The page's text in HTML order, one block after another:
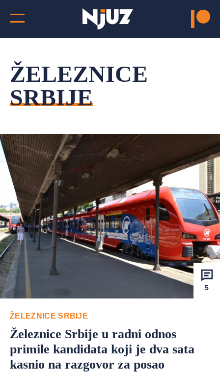
ŽELEZNICE
SRBIJE
5
ŽELEZNICE SRBIJE
Železnice Srbije u radni odnos
primile kandidata koji je dva sata
kasnio na razgovor za posao